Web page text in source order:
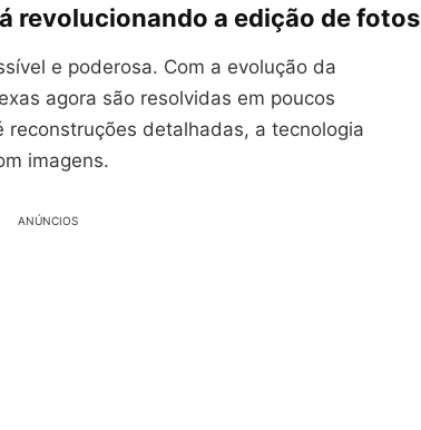
revolucionando a edição de fotos
e poderosa. Com a evolução da
agora são resolvidas em poucos
detalhadas, a tecnologia
imagens.
ANÚNCIOS